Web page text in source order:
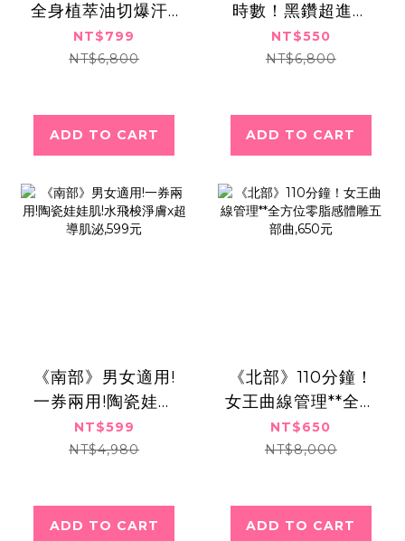
全身植萃油切爆汗x
玫瑰岩鹽代謝排水,
共兩次799元
NT$799
NT$6,800
ADD TO CART
時數！黑鑽超進化
爆水亮肌養膚課
程,550元
NT$550
NT$6,800
ADD TO CART
《南部》男女適用!
一券兩用!陶瓷娃娃
肌!水飛梭淨膚x超導
肌泌,599元
NT$599
NT$4,980
ADD TO CART
《北部》110分鐘！
女王曲線管理**全方
位零脂感體雕五部
曲,650元
NT$650
NT$8,000
ADD TO CART